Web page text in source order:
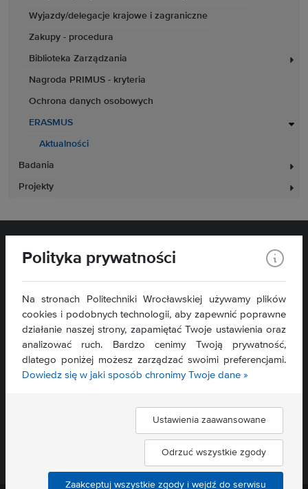
Wyjazdy/delegacje krajowe i zagraniczne
Zakupy - procedura
Biblioteka Zarządzania
Nagroda PRIMUS - kryteria
Ochrona danych osobowych
ERASMUS
Aktualności
Badania
Projekty
Wydział Zarządzania
50-371 Wrocław
Mapa serwisu »
Polityka prywatności
Na stronach Politechniki Wrocławskiej używamy plików
cookies i podobnych technologii, aby zapewnić poprawne
działanie naszej strony, zapamiętać Twoje ustawienia oraz
analizować ruch. Bardzo cenimy Twoją prywatność,
dlatego poniżej możesz zarządzać swoimi preferencjami.
Dowiedz się w jaki sposób chronimy Twoje dane »
Ustawienia zaawansowane
Odrzuć wszystkie zgody
Zaakceptuj wszystkie zgody i wejdź do serwisu